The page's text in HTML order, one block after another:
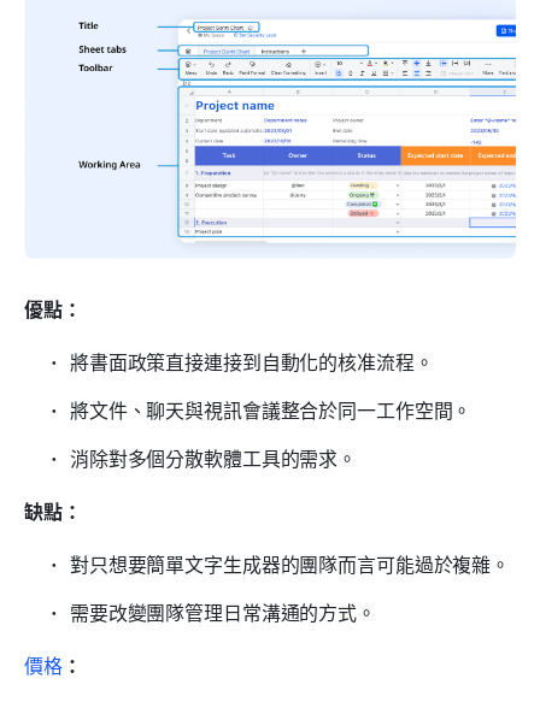
優點：
將書面政策直接連接到自動化的核准流程。
將文件、聊天與視訊會議整合於同一工作空間。
消除對多個分散軟體工具的需求。
缺點：
對只想要簡單文字生成器的團隊而言可能過於複雜。
需要改變團隊管理日常溝通的方式。
價格：